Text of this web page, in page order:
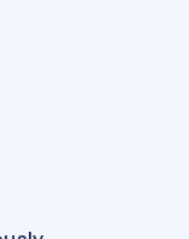
Hesaplama Aracı
Hoca ile seni sınava